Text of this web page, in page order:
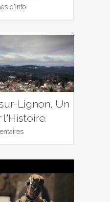
d'info
Lignon, Un
l'Histoire